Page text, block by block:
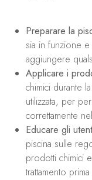
Preparare la
sia in funzione
aggiungere
Applicare i
chimici durante
utilizzata, per
correttamente
Educare gli
piscina sulle
prodotti chimici
trattamento